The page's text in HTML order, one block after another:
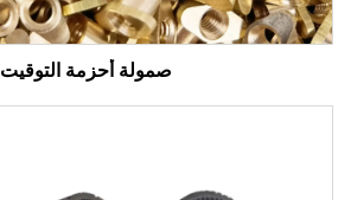
صمولة أحزمة التوقيت